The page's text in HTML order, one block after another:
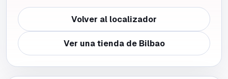
Volver al localizador
Ver una tienda de Bilbao